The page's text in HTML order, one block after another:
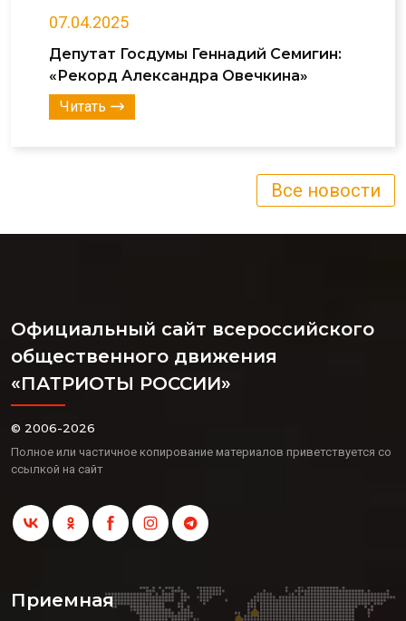
07.04.2025
Депутат Госдумы Геннадий Семигин:
«Рекорд Александра Овечкина»
Читать
Все новости
Официальный сайт всероссийского
общественного движения
«ПАТРИОТЫ РОССИИ»
© 2006-2026
Полное или частичное копирование материалов приветствуется со
ссылкой на сайт
Приемная